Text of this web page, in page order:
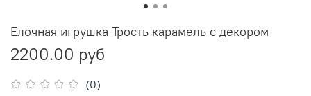
(0)
Елочная игрушка Трость карамель с декором
2200.00 руб